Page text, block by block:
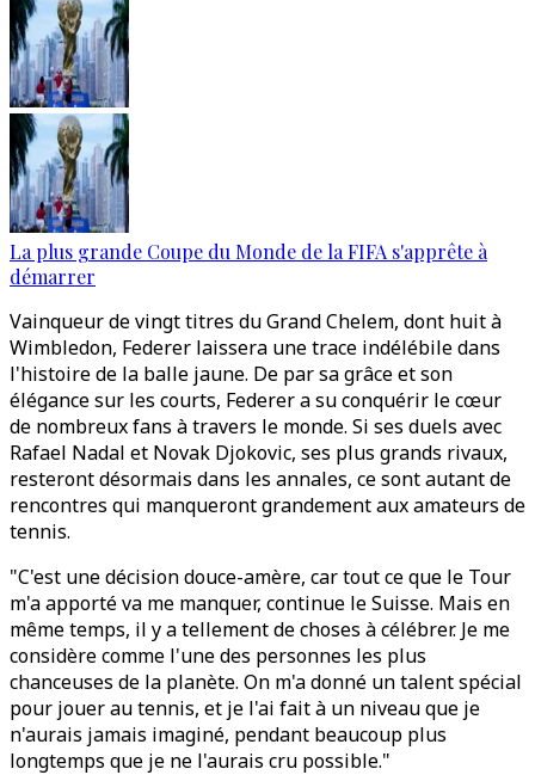
La plus grande Coupe du Monde de la FIFA s'apprête à
démarrer
Vainqueur de vingt titres du Grand Chelem, dont huit à
Wimbledon, Federer laissera une trace indélébile dans
l'histoire de la balle jaune. De par sa grâce et son
élégance sur les courts, Federer a su conquérir le cœur
de nombreux fans à travers le monde. Si ses duels avec
Rafael Nadal et Novak Djokovic, ses plus grands rivaux,
resteront désormais dans les annales, ce sont autant de
rencontres qui manqueront grandement aux amateurs de
tennis.
"C'est une décision douce-amère, car tout ce que le Tour
m'a apporté va me manquer, continue le Suisse. Mais en
même temps, il y a tellement de choses à célébrer. Je me
considère comme l'une des personnes les plus
chanceuses de la planète. On m'a donné un talent spécial
pour jouer au tennis, et je l'ai fait à un niveau que je
n'aurais jamais imaginé, pendant beaucoup plus
longtemps que je ne l'aurais cru possible."